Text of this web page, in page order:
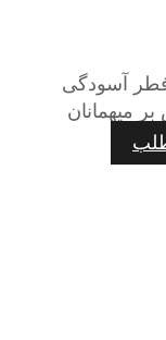
آسودگی
میهمانان